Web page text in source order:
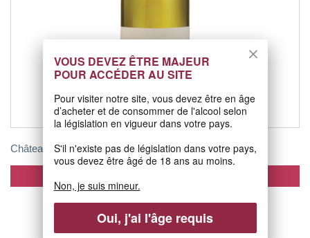
Château...
VOUS DEVEZ ÊTRE MAJEUR
POUR ACCÉDER AU SITE
Pour visiter notre site, vous devez être en âge
d’acheter et de consommer de l'alcool selon
la législation en vigueur dans votre pays.
S'il n'existe pas de législation dans votre pays,
vous devez être âgé de 18 ans au moins.
Non, je suis mineur.
Oui, j'ai l'âge requis